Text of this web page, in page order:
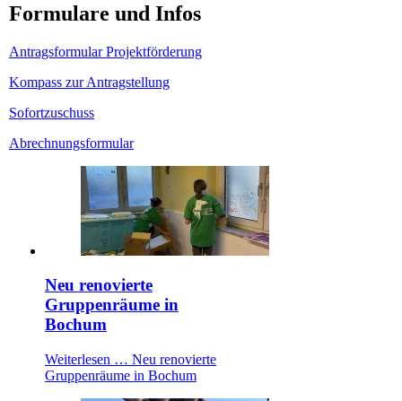
Formulare und Infos
Antragsformular Projektförderung
Kompass zur Antragstellung
Sofortzuschuss
Abrechnungsformular
Neu renovierte
Gruppenräume in
Bochum
Weiterlesen … Neu renovierte
Gruppenräume in Bochum